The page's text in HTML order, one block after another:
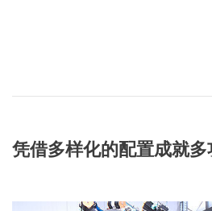
凭借多样化的配置成就